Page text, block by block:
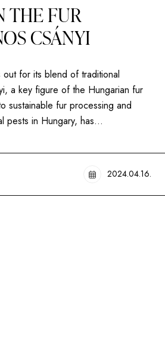
THE FUR
CSÁNYI
for its blend of traditional
a key figure of the Hungarian fur
sustainable fur processing and
pests in Hungary, has…
2024.04.16.